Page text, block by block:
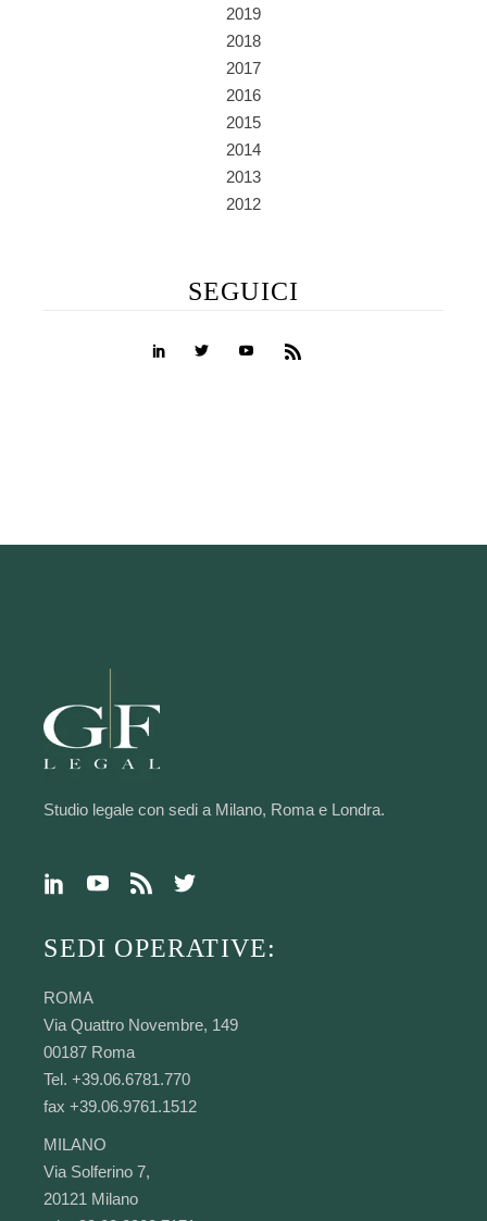
2019
2018
2017
2016
2015
2014
2013
2012
SEGUICI
Studio legale con sedi a Milano, Roma e Londra.
SEDI OPERATIVE:
ROMA
Via Quattro Novembre, 149
00187 Roma
Tel. +39.06.6781.770
fax +39.06.9761.1512
MILANO
Via Solferino 7,
20121 Milano